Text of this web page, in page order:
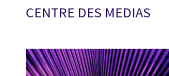
CENTRE DES MEDIAS